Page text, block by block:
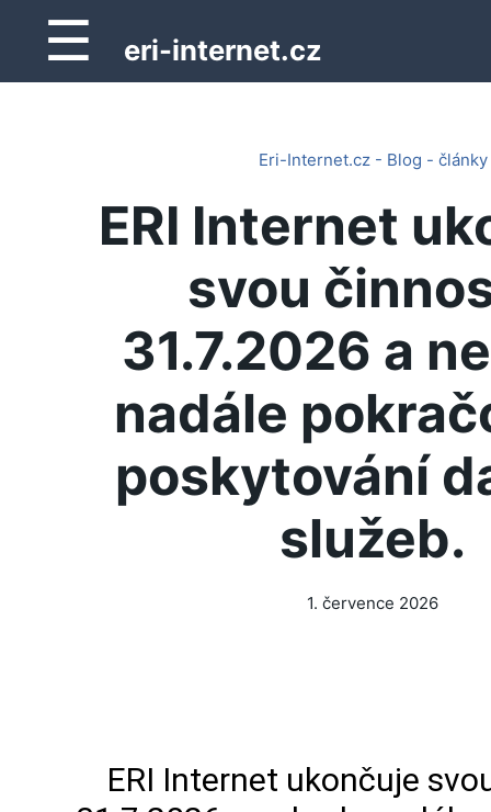
☰ eri-internet.cz
Eri-Internet.cz - Blog - články
ERI Internet
svou
31.7.2026 a
nadále
poskytování
služeb.
1. července 2026
ERI Internet ukončuje